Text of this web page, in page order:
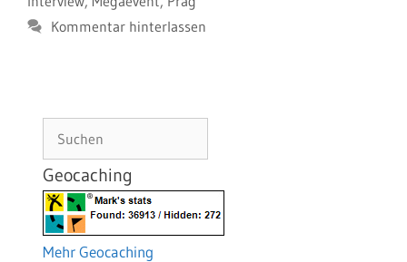
Kommentar hinterlassen
Geocaching
Mehr Geocaching